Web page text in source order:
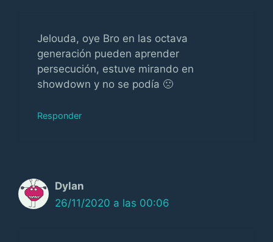
Jelouda, oye Bro en las octava
generación pueden aprender
persecución, estuve mirando en
showdown y no se podía 🙁
Responder
Dylan
26/11/2020 a las 00:06